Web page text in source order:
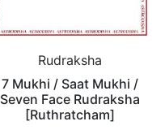
Rudraksha
7 Mukhi / Saat Mukhi /
Seven Face Rudraksha
[Ruthratcham]